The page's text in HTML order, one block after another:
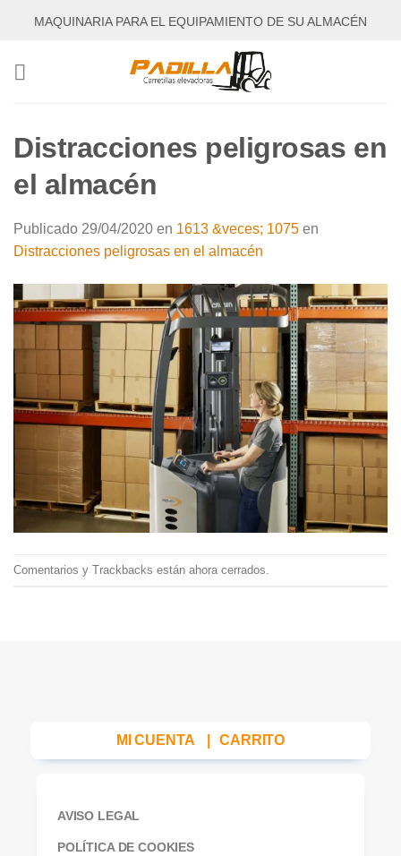
MAQUINARIA PARA EL EQUIPAMIENTO DE SU ALMACÉN
Distracciones peligrosas en
el almacén
Publicado 29/04/2020 en 1613 &veces; 1075 en
Distracciones peligrosas en el almacén
Comentarios y Trackbacks están ahora cerrados.
MI CUENTA CARRITO
AVISO LEGAL
POLÍTICA DE COOKIES